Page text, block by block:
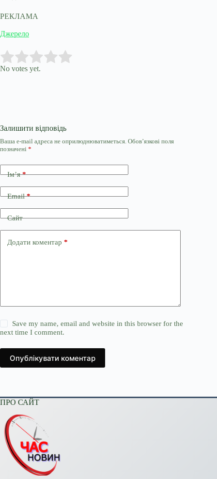
РЕКЛАМА
Джерело
Rate this item:
No votes yet.
Залишити відповідь
Ваша e-mail адреса не оприлюднюватиметься. Обов’язкові поля
позначені *
Ім’я*
Email*
Сайт
Додати коментар *
Save my name, email and website in this browser for the
next time I comment.
Опублікувати коментар
ПРО САЙТ